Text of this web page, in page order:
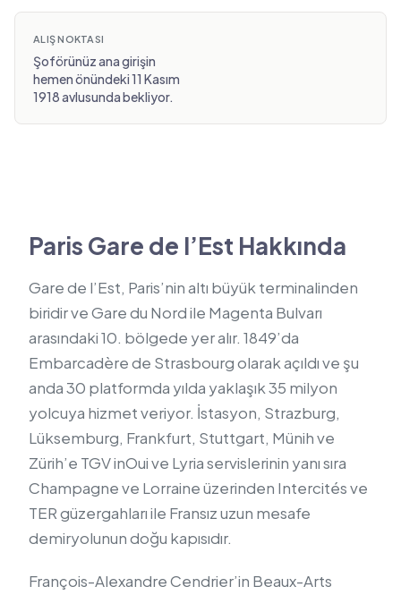
ALIŞ NOKTASI
Şoförünüz ana girişin
hemen önündeki 11 Kasım
1918 avlusunda bekliyor.
Paris Gare de l’Est Hakkında
Gare de l’Est, Paris’nin altı büyük terminalinden
biridir ve Gare du Nord ile Magenta Bulvarı
arasındaki 10. bölgede yer alır. 1849’da
Embarcadère de Strasbourg olarak açıldı ve şu
anda 30 platformda yılda yaklaşık 35 milyon
yolcuya hizmet veriyor. İstasyon, Strazburg,
Lüksemburg, Frankfurt, Stuttgart, Münih ve
Zürih’e TGV inOui ve Lyria servislerinin yanı sıra
Champagne ve Lorraine üzerinden Intercités ve
TER güzergahları ile Fransız uzun mesafe
demiryolunun doğu kapısıdır.
François-Alexandre Cendrier’in Beaux-Arts